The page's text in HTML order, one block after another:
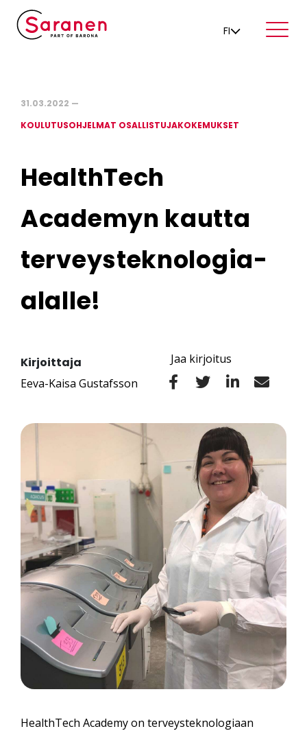
FI
31.03.2022 —
KOULUTUSOHJELMAT OSALLISTUJAKOKEMUKSET
HealthTech
Academyn kautta
terveysteknologia-
alalle!
Kirjoittaja
Eeva-Kaisa Gustafsson
Jaa kirjoitus
HealthTech Academy on terveysteknologiaan